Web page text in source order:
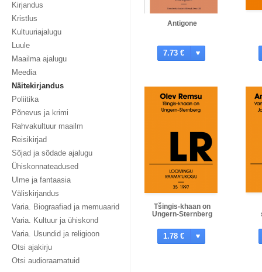
Kirjandus
Kristlus
Kultuuriajalugu
Luule
Maailma ajalugu
Meedia
Näitekirjandus
Poliitika
Põnevus ja krimi
Rahvakultuur maailm
Reisikirjad
Sõjad ja sõdade ajalugu
Ühiskonnateadused
Ulme ja fantaasia
Väliskirjandus
Varia. Biograafiad ja memuaarid
Varia. Kultuur ja ühiskond
Varia. Usundid ja religioon
Otsi ajakirju
Otsi audioraamatuid
Antigone
7.73 €
Tšingis-khaan on
Ungern-Sternberg
1.78 €